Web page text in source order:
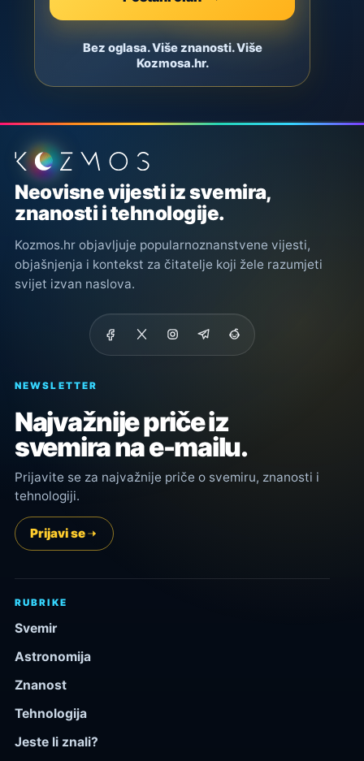
Bez oglasa. Više znanosti. Više
Kozmosa.hr.
Podnožje stranice
Neovisne vijesti iz svemira,
znanosti i tehnologije.
Kozmos.hr objavljuje popularnoznanstvene vijesti,
objašnjenja i kontekst za čitatelje koji žele razumjeti
svijet izvan naslova.
NEWSLETTER
Najvažnije priče iz
svemira na e-mailu.
Prijavite se za najvažnije priče o svemiru, znanosti i
tehnologiji.
Prijavi se
RUBRIKE
Svemir
Astronomija
Znanost
Tehnologija
Jeste li znali?